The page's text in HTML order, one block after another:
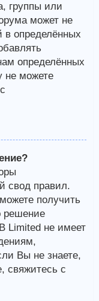
группы или
может не
в определённых
определённых
не можете
свод правил.
получить
решение
Limited не имеет
Вы не знаете,
свяжитесь с